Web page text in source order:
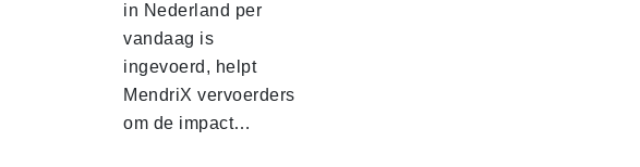
in Nederland per
vandaag is
ingevoerd, helpt
MendriX vervoerders
om de impact…